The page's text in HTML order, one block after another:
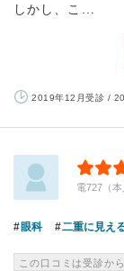
しかし、こ...
2019年12月受診 /
電727（
眼科 二重に見え
この口コミは受診か